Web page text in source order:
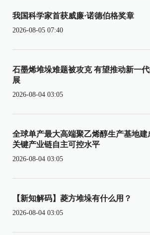
我国科学家首获威廉·诺德伯格奖章
2026-08-05 07:40
石墨烯堆垛难题被攻克 有望推动新一
展
2026-08-04 03:05
全球单产最大高端聚乙烯醇生产基地建
关键产业链自主可控水平
2026-08-04 03:05
【新知解码】菱方堆垛有什么用？
2026-08-04 03:05